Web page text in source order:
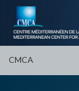
CMCA